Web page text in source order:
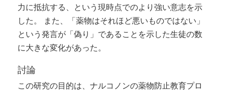
力に抵抗する、という現時点でのより強い意志を示
した。 また、「薬物はそれほど悪いものではない」
という発言が「偽り」であることを示した生徒の数
に大きな変化があった。
討論
この研究の目的は、ナルコノンの薬物防止教育プロ